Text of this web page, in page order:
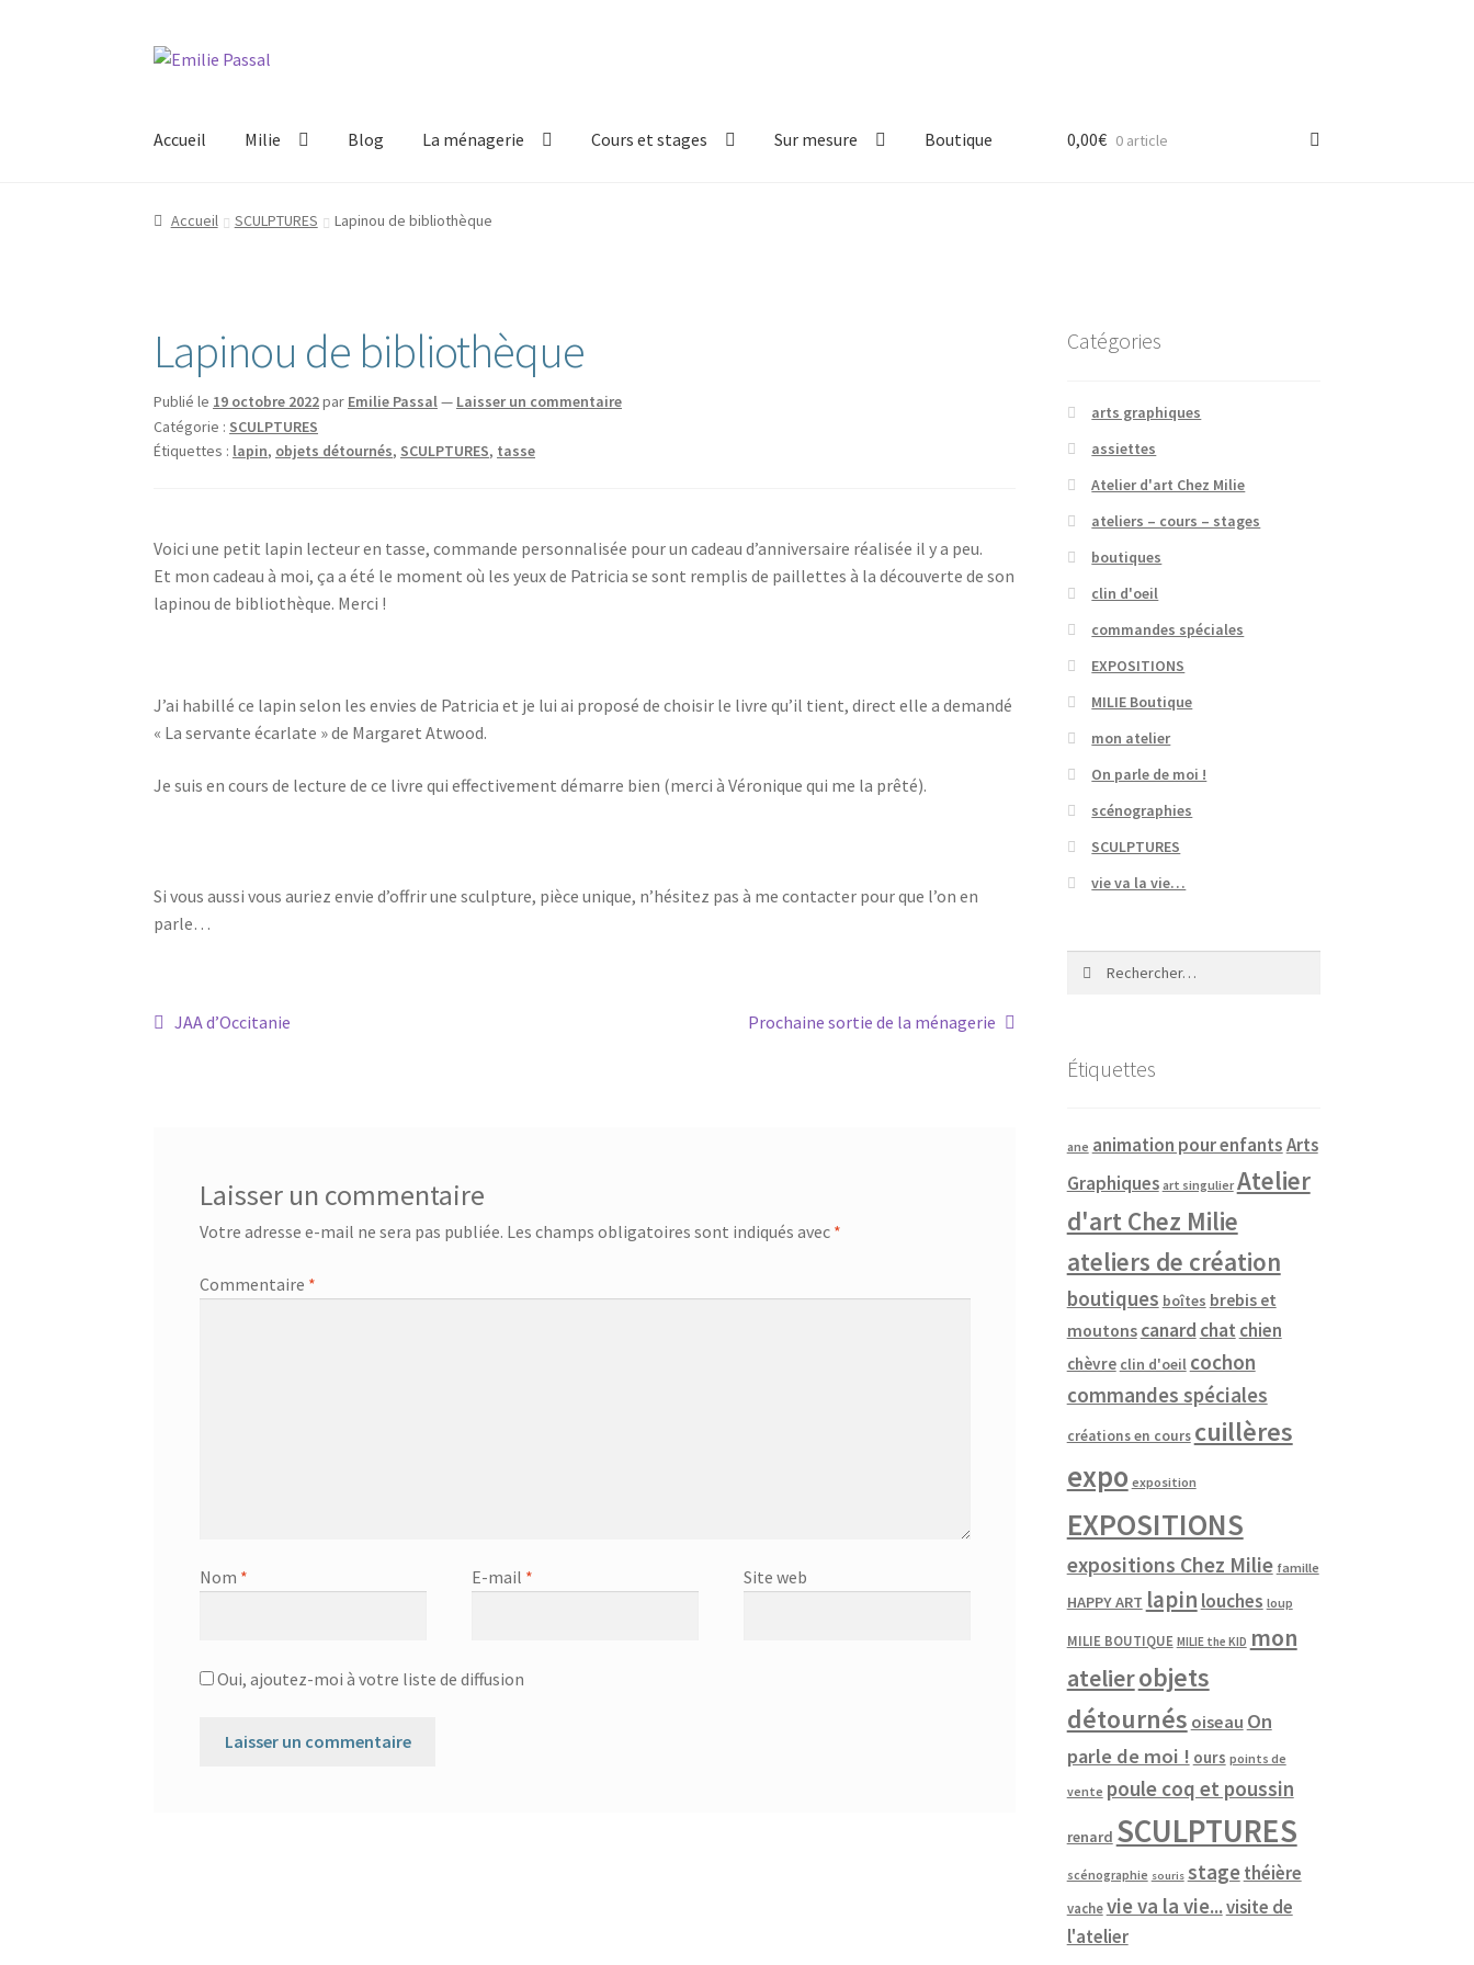
Aller
navigation
Aller
Accueil
Milie Blog La ménagerie Cours et stages Sur mesure Boutique 0,00€ 0 article
Accueil SCULPTURES Lapinou de bibliothèque
Lapinou de bibliothèque
Publié le 19 octobre 2022par Emilie Passal— Laisser un commentaire
Catégorie : SCULPTURES
Étiquettes : lapin, objets détournés, SCULPTURES, tasse
Voici une petit lapin lecteur en tasse, commande personnalisée pour un cadeau d’anniversaire réalisée il y a peu.
Et mon cadeau à moi, ça a été le moment où les yeux de Patricia se sont remplis de paillettes à la découverte de son
lapinou de bibliothèque. Merci !
J’ai habillé ce lapin selon les envies de Patricia et je lui ai proposé de choisir le livre qu’il tient, direct elle a demandé
« La servante écarlate » de Margaret Atwood.
Je suis en cours de lecture de ce livre qui effectivement démarre bien (merci à Véronique qui me la prêté).
Si vous aussi vous auriez envie d’offrir une sculpture, pièce unique, n’hésitez pas à me contacter pour que l’on en
parle…
Navigation
Article
JAA d’Occitanie
Article
Prochaine sortie de la ménagerie
Laisser un commentaire
Votre adresse e-mail ne sera pas publiée. Les champs obligatoires sont indiqués avec *
Commentaire *
Nom * E-mail * Site web
Oui, ajoutez-moi à votre liste de diffusion
Catégories
arts graphiques
assiettes
Atelier d'art Chez Milie
ateliers – cours – stages
boutiques
clin d'oeil
commandes spéciales
EXPOSITIONS
MILIE Boutique
mon atelier
On parle de moi !
scénographies
SCULPTURES
vie va la vie…
Étiquettes
ane animation pour enfantsArts
Graphiques art singulier Atelier
d'art Chez Milie
ateliers de création
boutiques boîtes brebis et
moutons canard chat chien
chèvre clin d'oeil cochon
commandes spéciales
créations en cours cuillères
expo exposition
EXPOSITIONS
expositions Chez Milie famille
HAPPY ART lapin louches loup
MILIE BOUTIQUE MILIE the KID mon
atelierobjets
détournés oiseau On
parle de moi ! ours points de
vente poule coq et poussin
renard SCULPTURES
scénographie souris stagethéière
vache vie va la vie...visite de
l'atelier